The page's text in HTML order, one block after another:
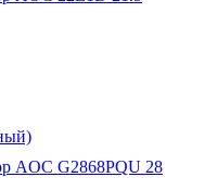
AOC G2868PQU 28